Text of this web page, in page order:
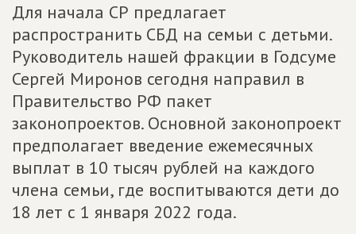
Для начала СР предлагает
распространить СБД на семьи с детьми.
Руководитель нашей фракции в Годсуме
Сергей Миронов сегодня направил в
Правительство РФ пакет
законопроектов. Основной законопроект
предполагает введение ежемесячных
выплат в 10 тысяч рублей на каждого
члена семьи, где воспитываются дети до
18 лет с 1 января 2022 года.